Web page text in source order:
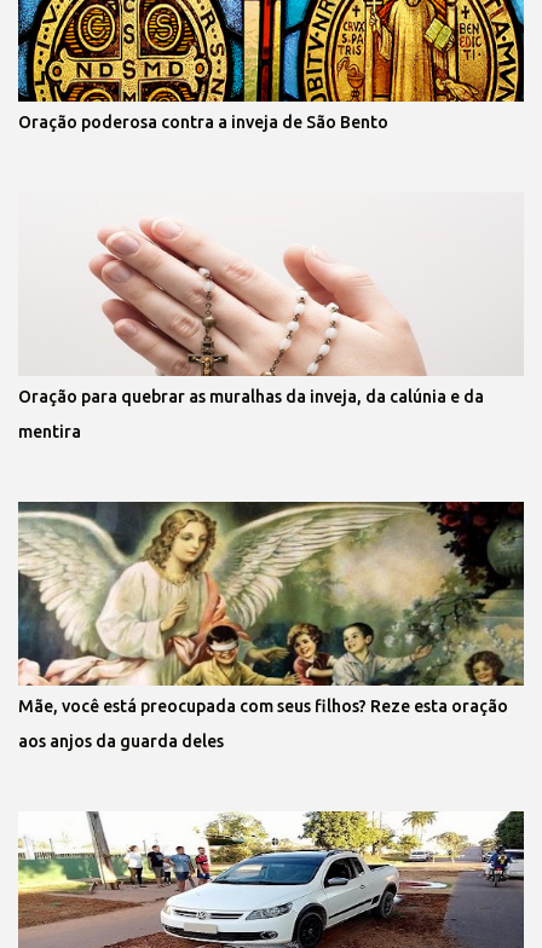
Oração poderosa contra a inveja de São Bento
Oração para quebrar as muralhas da inveja, da calúnia e da
mentira
Mãe, você está preocupada com seus filhos? Reze esta oração
aos anjos da guarda deles